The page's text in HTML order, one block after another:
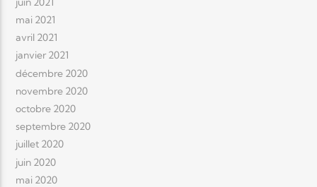
mai 2021
avril 2021
janvier 2021
décembre 2020
novembre 2020
octobre 2020
septembre 2020
juillet 2020
juin 2020
mai 2020